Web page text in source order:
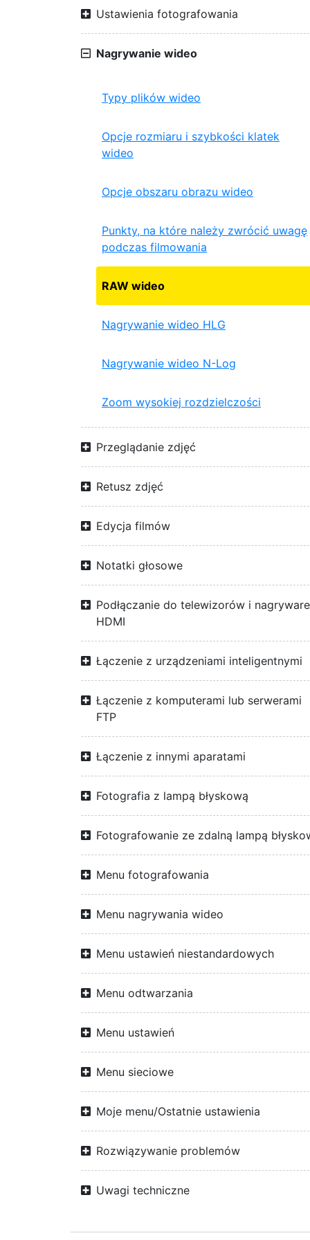
Ustawienia fotografowania
Nagrywanie wideo
Typy plików wideo
Opcje rozmiaru i szybkości klatek
wideo
Opcje obszaru obrazu wideo
Punkty, na które należy zwrócić uwagę
podczas filmowania
RAW wideo
Nagrywanie wideo HLG
Nagrywanie wideo N-Log
Zoom wysokiej rozdzielczości
Przeglądanie zdjęć
Retusz zdjęć
Edycja filmów
Notatki głosowe
Podłączanie do telewizorów i
HDMI
Łączenie z urządzeniami inteligentnymi
Łączenie z komputerami lub serwerami
FTP
Łączenie z innymi aparatami
Fotografia z lampą błyskową
Fotografowanie ze zdalną lampą
Menu fotografowania
Menu nagrywania wideo
Menu ustawień niestandardowych
Menu odtwarzania
Menu ustawień
Menu sieciowe
Moje menu/Ostatnie ustawienia
Rozwiązywanie problemów
Uwagi techniczne